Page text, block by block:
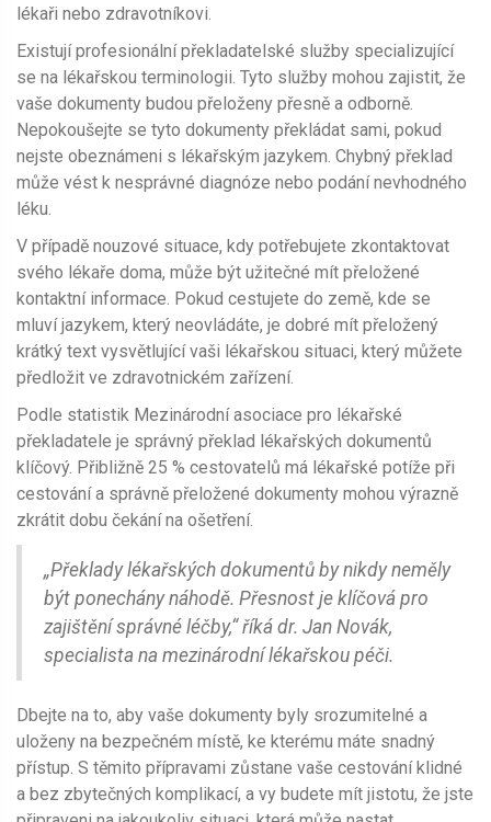
lékaři nebo zdravotníkovi.
Existují profesionální překladatelské služby specializující
se na lékařskou terminologii. Tyto služby mohou zajistit, že
vaše dokumenty budou přeloženy přesně a odborně.
Nepokoušejte se tyto dokumenty překládat sami, pokud
nejste obeznámeni s lékařským jazykem. Chybný překlad
může vést k nesprávné diagnóze nebo podání nevhodného
léku.
V případě nouzové situace, kdy potřebujete zkontaktovat
svého lékaře doma, může být užitečné mít přeložené
kontaktní informace. Pokud cestujete do země, kde se
mluví jazykem, který neovládáte, je dobré mít přeložený
krátký text vysvětlující vaši lékařskou situaci, který můžete
předložit ve zdravotnickém zařízení.
Podle statistik Mezinárodní asociace pro lékařské
překladatele je správný překlad lékařských dokumentů
klíčový. Přibližně 25 % cestovatelů má lékařské potíže při
cestování a správně přeložené dokumenty mohou výrazně
zkrátit dobu čekání na ošetření.
„Překlady lékařských dokumentů by nikdy neměly
být ponechány náhodě. Přesnost je klíčová pro
zajištění správné léčby,“ říká dr. Jan Novák,
specialista na mezinárodní lékařskou péči.
Dbejte na to, aby vaše dokumenty byly srozumitelné a
uloženy na bezpečném místě, ke kterému máte snadný
přístup. S těmito přípravami zůstane vaše cestování klidné
a bez zbytečných komplikací, a vy budete mít jistotu, že jste